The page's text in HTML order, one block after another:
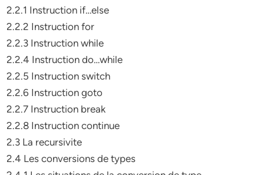
2.2.1 Instruction if…else
2.2.2 Instruction for
2.2.3 Instruction while
2.2.4 Instruction do…while
2.2.5 Instruction switch
2.2.6 Instruction goto
2.2.7 Instruction break
2.2.8 Instruction continue
2.3 La recursivite
2.4 Les conversions de types